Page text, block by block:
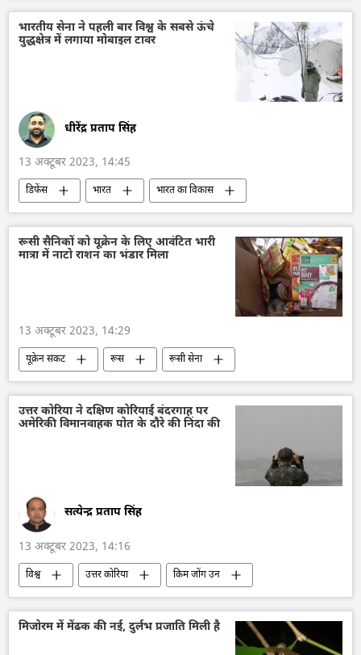
हमास
विदेश मंत्रालय
रूसी विदेश मंत्रालय
संयुक्त राष्ट्र
भारतीय सेना ने पहली बार विश्व के सबसे ऊंचे
युद्धक्षेत्र में लगाया मोबाइल टावर
धीरेंद्र प्रताप सिंह
13 अक्टूबर 2023, 14:45
डिफेंस भारत
भारत का विकास
भारत सरकार
भारतीय सेना
भारतीय सशस्‍त्र सेनाएँ
रक्षा-पंक्ति
रूसी सैनिकों को यूक्रेन के लिए आवंटित भारी
मात्रा में नाटो राशन का भंडार मिला
13 अक्टूबर 2023, 14:29
यूक्रेन संकट रूस
रूसी सेना
रक्षा मंत्रालय (MoD)
राष्ट्रीय सुरक्षा
विशेष सैन्य अभियान
यूक्रेन
यूक्रेन का जवाबी हमला
उत्तर कोरिया ने दक्षिण कोरियाई बंदरगाह पर
अमेरिकी विमानवाहक पोत के दौरे की निंदा की
सत्येन्द्र प्रताप सिंह
13 अक्टूबर 2023, 14:16
विश्व उत्तर कोरिया
किम जोंग उन
युद्धपोत
क्रूज पोत
कोरियाई युद्ध
सैन्य तकनीक
सैन्य सहायता
परमाणु हथियार
मिजोरम में मेंढक की नई, दुर्लभ प्रजाति मिली है